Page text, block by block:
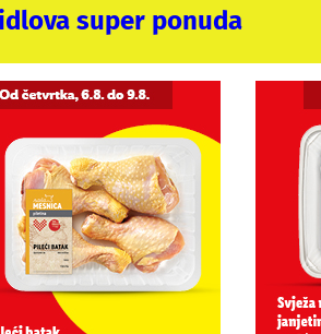
super ponuda